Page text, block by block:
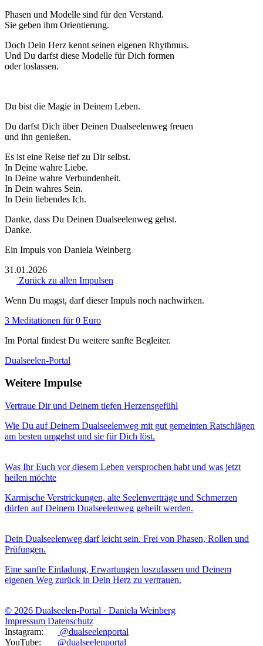
Phasen und Modelle sind für den Verstand.
Sie geben ihm Orientierung.
Doch Dein Herz kennt seinen eigenen Rhythmus.
Und Du darfst diese Modelle für Dich formen
oder loslassen.
Du bist die Magie in Deinem Leben.
Du darfst Dich über Deinen Dualseelenweg freuen
und ihn genießen.
Es ist eine Reise tief zu Dir selbst.
In Deine wahre Liebe.
In Deine wahre Verbundenheit.
In Dein wahres Sein.
In Dein liebendes Ich.
Danke, dass Du Deinen Dualseelenweg gehst.
Danke.
Ein Impuls von Daniela Weinberg
31.01.2026
Zurück zu allen Impulsen
Wenn Du magst, darf dieser Impuls noch nachwirken.
3 Meditationen für 0 Euro
Im Portal findest Du weitere sanfte Begleiter.
Dualseelen-Portal
Weitere Impulse
Vertraue Dir und Deinem tiefen Herzensgefühl
Wie Du auf Deinem Dualseelenweg mit gut gemeinten Ratschlägen
am besten umgehst und sie für Dich löst.
Was Ihr Euch vor diesem Leben versprochen habt und was jetzt
heilen möchte
Karmische Verstrickungen, alte Seelenverträge und Schmerzen
dürfen auf Deinem Dualseelenweg geheilt werden.
Dein Dualseelenweg darf leicht sein. Frei von Phasen, Rollen und
Prüfungen.
Eine sanfte Einladung, Erwartungen loszulassen und Deinem
eigenen Weg zurück in Dein Herz zu vertrauen.
© 2026 Dualseelen-Portal · Daniela Weinberg
Impressum Datenschutz
Instagram:
@dualseelenportal
YouTube:
@dualseelenportal